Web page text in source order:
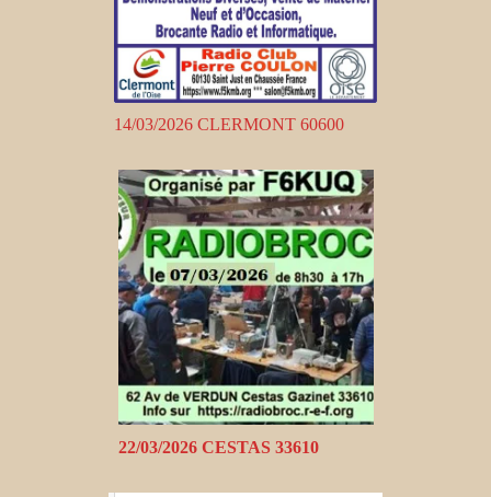
14/03/2026 CLERMONT 60600
22/03/2026 CESTAS 33610